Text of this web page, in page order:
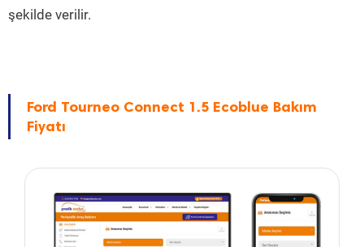
şekilde verilir.
Ford Tourneo Connect 1.5 Ecoblue Bakım
Fiyatı